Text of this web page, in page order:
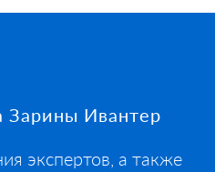
Зарины Ивантер
экспертов, а также